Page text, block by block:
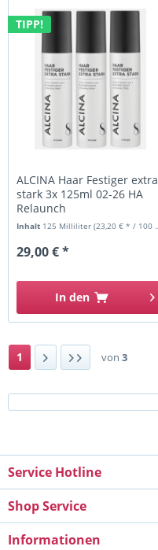
TIPP!
ALCINA Haar Festiger extra
stark 3x 125ml 02-26 HA
Relaunch
Inhalt 125 Milliliter(23,20 € * / 100 Milliliter)
29,00 € *
In den
1 von 3
Service Hotline
Shop Service
Informationen